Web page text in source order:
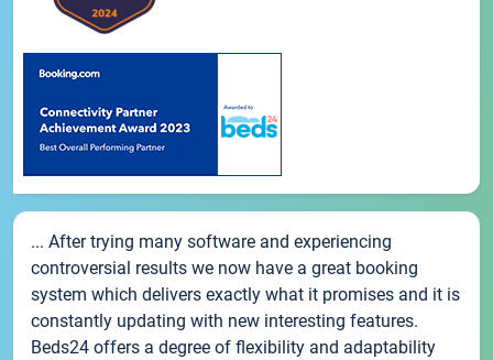
... After trying many software and experiencing
controversial results we now have a great booking
system which delivers exactly what it promises and it is
constantly updating with new interesting features.
Beds24 offers a degree of flexibility and adaptability